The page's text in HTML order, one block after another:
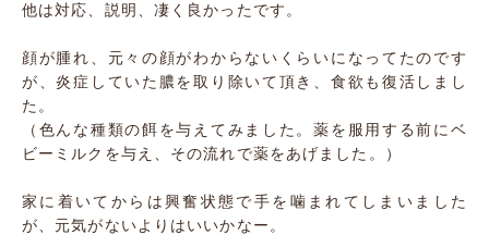
他は対応、説明、凄く良かったです。
顔が腫れ、元々の顔がわからないくらいになってたのです
が、炎症していた膿を取り除いて頂き、食欲も復活しまし
た。
（色んな種類の餌を与えてみました。薬を服用する前にベ
ビーミルクを与え、その流れで薬をあげました。）
家に着いてからは興奮状態で手を噛まれてしまいました
が、元気がないよりはいいかなー。